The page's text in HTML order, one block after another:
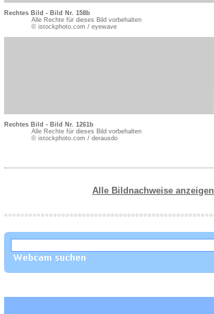
Rechtes Bild - Bild Nr. 158b
Alle Rechte für dieses Bild vorbehalten
© istockphoto.com / eyewave
Rechtes Bild - Bild Nr. 1261b
Alle Rechte für dieses Bild vorbehalten
© istockphoto.com / derausdo
Alle Bildnachweise anzeigen